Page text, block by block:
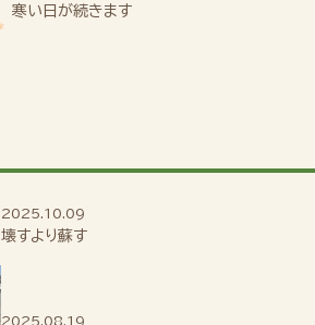
寒い日が続きます
2025.10.09
壊すより蘇す
2025.08.19